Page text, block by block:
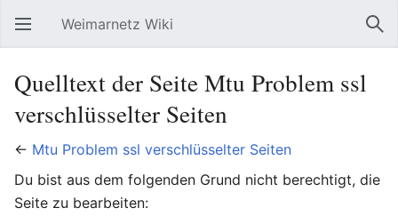
Hauptmenü öffnen Weimarnetz Wiki
Quelltext der Seite Mtu Problem ssl
verschlüsselter Seiten
← Mtu Problem ssl verschlüsselter Seiten
Du bist aus dem folgenden Grund nicht berechtigt, die
Seite zu bearbeiten: